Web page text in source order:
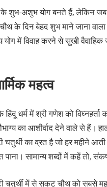
शुभ-अशुभ योग बनते हैं, लेकिन जब
के दिन बेहद शुभ माने जाना वाला
योग में विवाह करने से सुखी
महत्व
धर्म में श्री गणेश को
का आशीर्वाद देने वाले से हैं।
का व्रत है जो हर महीने
सामान्य शब्दों में कहें तो,
चतुर्थी में से सकट चौथ को सबसे